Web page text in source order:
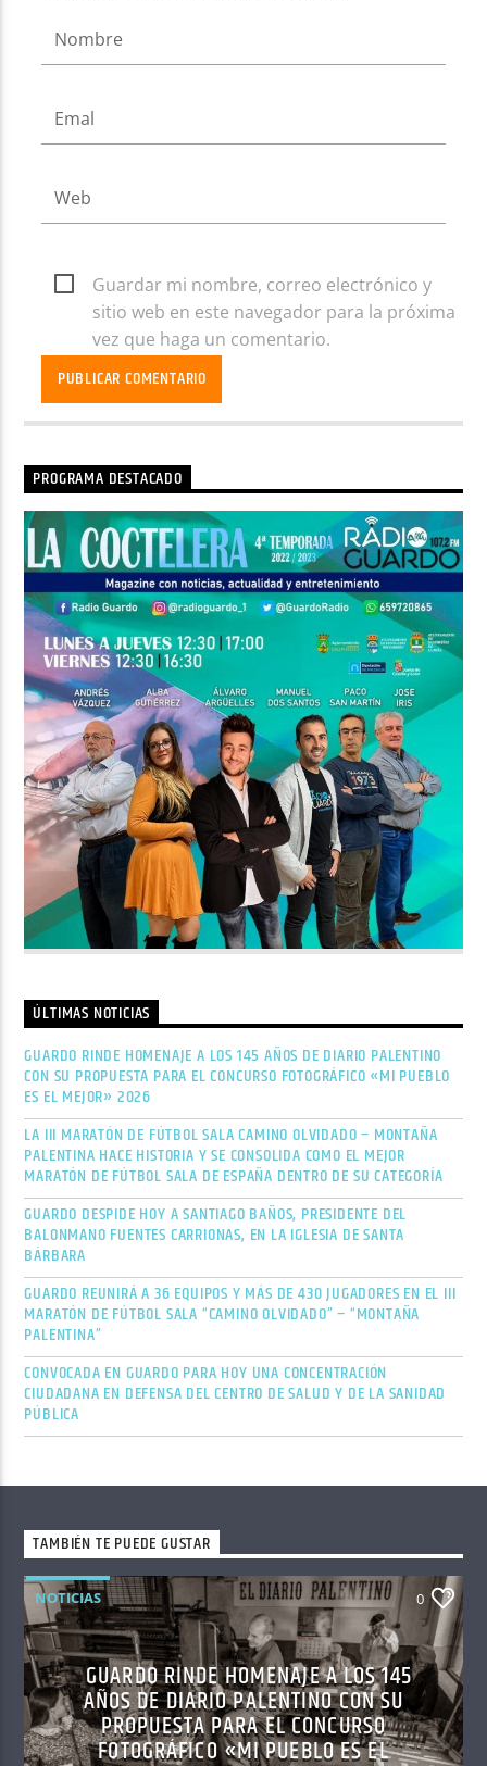
Guardar mi nombre, correo electrónico y
sitio web en este navegador para la próxima
vez que haga un comentario.
PROGRAMA DESTACADO
ÚLTIMAS NOTICIAS
GUARDO RINDE HOMENAJE A LOS 145 AÑOS DE DIARIO PALENTINO
CON SU PROPUESTA PARA EL CONCURSO FOTOGRÁFICO «MI PUEBLO
ES EL MEJOR» 2026
LA III MARATÓN DE FÚTBOL SALA CAMINO OLVIDADO – MONTAÑA
PALENTINA HACE HISTORIA Y SE CONSOLIDA COMO EL MEJOR
MARATÓN DE FÚTBOL SALA DE ESPAÑA DENTRO DE SU CATEGORÍA
GUARDO DESPIDE HOY A SANTIAGO BAÑOS, PRESIDENTE DEL
BALONMANO FUENTES CARRIONAS, EN LA IGLESIA DE SANTA
BÁRBARA
GUARDO REUNIRÁ A 36 EQUIPOS Y MÁS DE 430 JUGADORES EN EL III
MARATÓN DE FÚTBOL SALA “CAMINO OLVIDADO” – “MONTAÑA
PALENTINA”
CONVOCADA EN GUARDO PARA HOY UNA CONCENTRACIÓN
CIUDADANA EN DEFENSA DEL CENTRO DE SALUD Y DE LA SANIDAD
PÚBLICA
TAMBIÉN TE PUEDE GUSTAR
NOTICIAS 0
GUARDO RINDE HOMENAJE A LOS 145
AÑOS DE DIARIO PALENTINO CON SU
PROPUESTA PARA EL CONCURSO
FOTOGRÁFICO «MI PUEBLO ES EL